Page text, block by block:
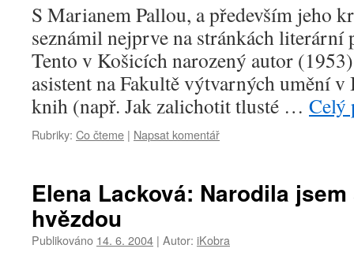
S Marianem Pallou, a především jeho
seznámil nejprve na stránkách literární
Tento v Košicích narozený autor
asistent na Fakultě výtvarných umění
knih (např. Jak zalichotit tlusté … Celý
Rubriky: Co čteme | Napsat komentář
Elena Lacková: Narodila
hvězdou
Publikováno 14. 6. 2004 | Autor: iKobra